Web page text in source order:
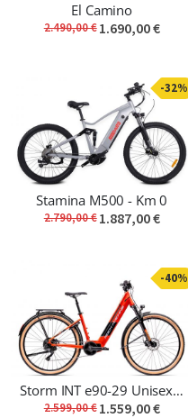
El Camino
2.490,00 €1.690,00 €
-32%
Stamina M500 - Km 0
2.790,00 €1.887,00 €
-40%
Storm INT e90-29 Unisex Touring
2.599,00 €1.559,00 €